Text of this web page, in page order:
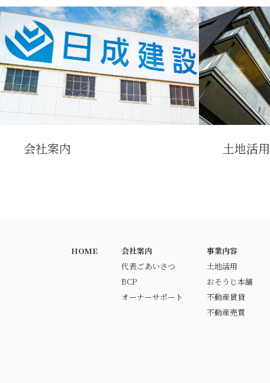
会社案内 土地活用
HOME
会社案内
代表ごあいさつ
BCP
オーナーサポート
事業内容
土地活用
おそうじ本舗
不動産賃貸
不動産売買